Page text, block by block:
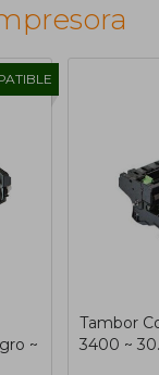
~
Tambor
3400 ~